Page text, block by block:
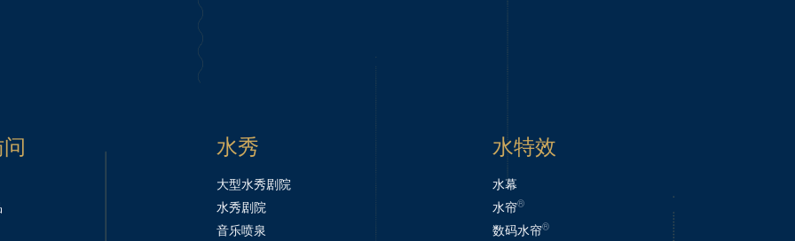
水秀
大型水秀剧院
水秀剧院
音乐喷泉
水特效
水幕
水帘®
数码水帘®